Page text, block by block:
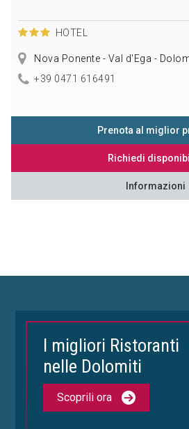
HOTEL
Nova Ponente - Val d'Ega -
+39 0471 616491
Prenota al miglior
Richiedi
Informazioni
I migliori Ristoranti
nelle Dolomiti
Scoprili ora